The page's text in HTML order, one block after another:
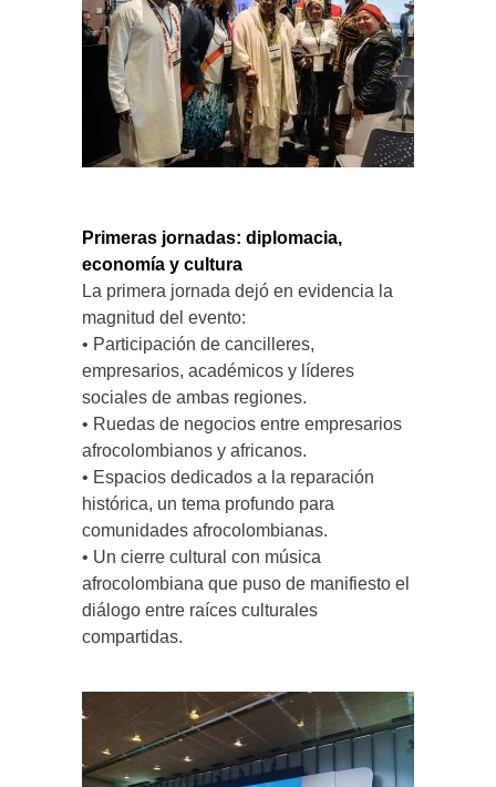
Primeras jornadas: diplomacia,
economía y cultura
La primera jornada dejó en evidencia la
magnitud del evento:
• Participación de cancilleres,
empresarios, académicos y líderes
sociales de ambas regiones.
• Ruedas de negocios entre empresarios
afrocolombianos y africanos.
• Espacios dedicados a la reparación
histórica, un tema profundo para
comunidades afrocolombianas.
• Un cierre cultural con música
afrocolombiana que puso de manifiesto el
diálogo entre raíces culturales
compartidas.